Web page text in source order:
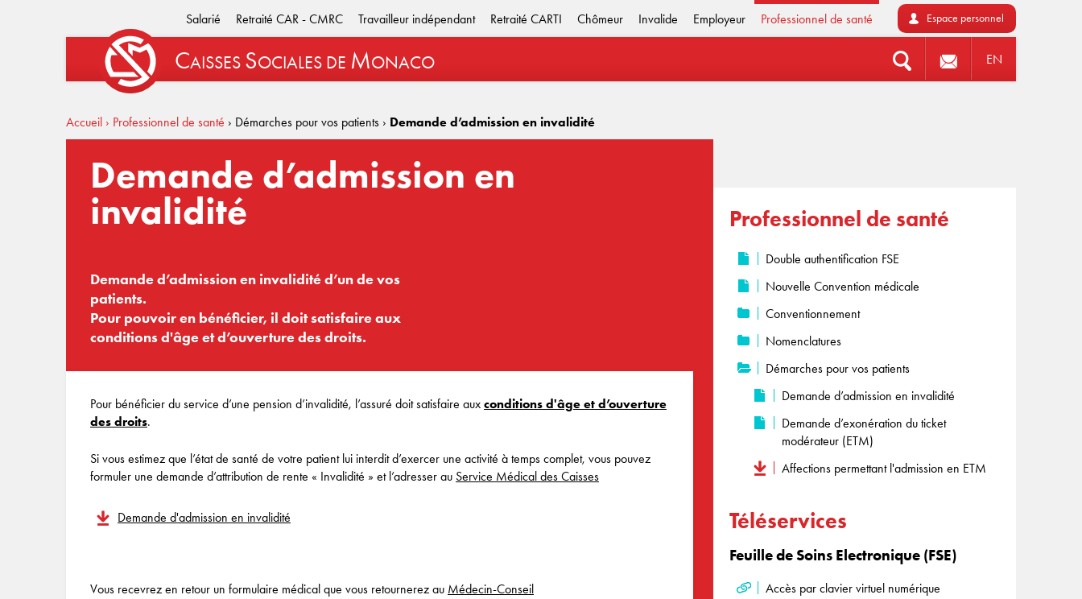
Salarié Retraité CAR - CMRC Travailleur indépendant Retraité CARTI Chômeur Invalide Employeur Professionnel de santé Espace personnel
CAISSES SOCIALES DE MONACO EN
Accueil › Professionnel de santé › Démarches pour vos patients › Demande d’admission en invalidité
Demande d’admission en
invalidité
Demande d’admission en invalidité d’un de vos
patients.
Pour pouvoir en bénéficier, il doit satisfaire aux
conditions d'âge et d’ouverture des droits.
Pour bénéficier du service d’une pension d’invalidité, l’assuré doit satisfaire aux conditions d'âge et d’ouverture
des droits.
Si vous estimez que l’état de santé de votre patient lui interdit d’exercer une activité à temps complet, vous pouvez
formuler une demande d’attribution de rente « Invalidité » et l’adresser au Service Médical des Caisses
Demande d'admission en invalidité
Vous recevrez en retour un formulaire médical que vous retournerez au Médecin-Conseil
Professionnel de santé
Double authentification FSE
Nouvelle Convention médicale
Conventionnement
Nomenclatures
Démarches pour vos patients
Demande d’admission en invalidité
Demande d’exonération du ticket
modérateur (ETM)
Affections permettant l'admission en ETM
Téléservices
Feuille de Soins Electronique (FSE)
Accès par clavier virtuel numérique